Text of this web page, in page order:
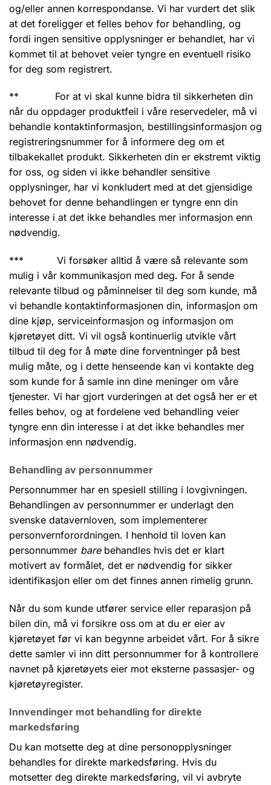
og/eller annen korrespondanse. Vi har vurdert det slik
at det foreligger et felles behov for behandling, og
fordi ingen sensitive opplysninger er behandlet, har vi
kommet til at behovet veier tyngre en eventuell risiko
for deg som registrert.
** For at vi skal kunne bidra til sikkerheten din
når du oppdager produktfeil i våre reservedeler, må vi
behandle kontaktinformasjon, bestillingsinformasjon og
registreringsnummer for å informere deg om et
tilbakekallet produkt. Sikkerheten din er ekstremt viktig
for oss, og siden vi ikke behandler sensitive
opplysninger, har vi konkludert med at det gjensidige
behovet for denne behandlingen er tyngre enn din
interesse i at det ikke behandles mer informasjon enn
nødvendig.
*** Vi forsøker alltid å være så relevante som
mulig i vår kommunikasjon med deg. For å sende
relevante tilbud og påminnelser til deg som kunde, må
vi behandle kontaktinformasjonen din, informasjon om
dine kjøp, serviceinformasjon og informasjon om
kjøretøyet ditt. Vi vil også kontinuerlig utvikle vårt
tilbud til deg for å møte dine forventninger på best
mulig måte, og i dette henseende kan vi kontakte deg
som kunde for å samle inn dine meninger om våre
tjenester. Vi har gjort vurderingen at det også her er et
felles behov, og at fordelene ved behandling veier
tyngre enn din interesse i at det ikke behandles mer
informasjon enn nødvendig.
Behandling av personnummer
Personnummer har en spesiell stilling i lovgivningen.
Behandlingen av personnummer er underlagt den
svenske datavernloven, som implementerer
personvernforordningen. I henhold til loven kan
personnummer barebehandles hvis det er klart
motivert av formålet, det er nødvendig for sikker
identifikasjon eller om det finnes annen rimelig grunn.
Når du som kunde utfører service eller reparasjon på
bilen din, må vi forsikre oss om at du er eier av
kjøretøyet før vi kan begynne arbeidet vårt. For å sikre
dette samler vi inn ditt personnummer for å kontrollere
navnet på kjøretøyets eier mot eksterne passasjer- og
kjøretøyregister.
Innvendinger mot behandling for direkte
markedsføring
Du kan motsette deg at dine personopplysninger
behandles for direkte markedsføring. Hvis du
motsetter deg direkte markedsføring, vil vi avbryte